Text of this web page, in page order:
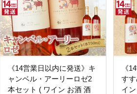
《14営業日以内に発送》キ
ャンベル・アーリーロゼ2
本セット ( ワイン お酒 酒
《
す
イ